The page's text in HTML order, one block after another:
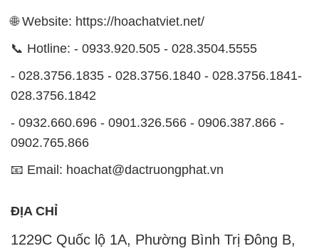
0902.765.866
📧 Email: hoachat@dactruongphat.vn
ĐỊA CHỈ
1229C Quốc lộ 1A, Phường Bình Trị Đông B,
Quận Bình Tân, TP. Hồ Chí Minh
CÔNG TY XNK TM SX HÓA CHẤT ĐẮC TRƯỜNG